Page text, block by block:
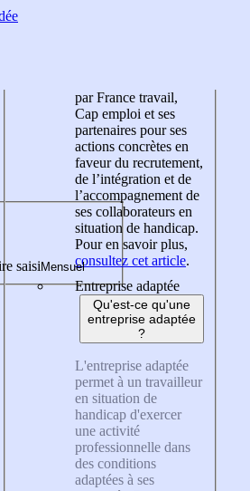
saisi
par France travail,
Cap emploi et ses
partenaires pour ses
actions concrètes en
faveur du recrutement,
de l’intégration et de
l’accompagnement de
ses collaborateurs en
situation de handicap.
Pour en savoir plus,
consultez cet article.
Entreprise adaptée
Qu'est-ce qu'une
entreprise adaptée
?
L'entreprise adaptée
permet à un travailleur
en situation de
handicap d'exercer
une activité
professionnelle dans
des conditions
adaptées à ses